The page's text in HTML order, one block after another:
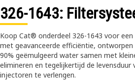
326-1643:
Koop Cat® onderdeel 326-1643 voor
met geavanceerde efficiëntie,
90% geëmulgeerd water samen met
elimineren en tegelijkertijd de levensduur
injectoren te verlengen.